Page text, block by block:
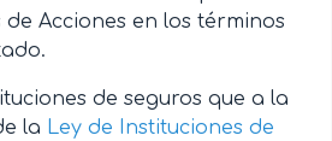
Acciones en los términos
de seguros que a la
la Ley de Instituciones de